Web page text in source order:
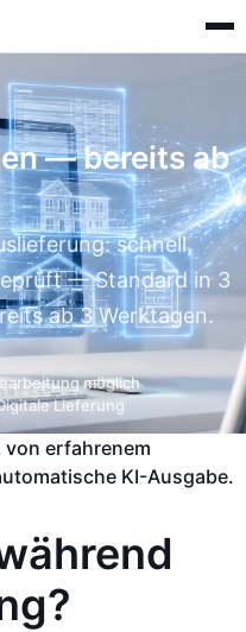
— bereits ab
schnell,
— Standard in 3
ab 3 Werktagen.
möglich
Lieferung
erfahrenem
KI-Ausgabe.